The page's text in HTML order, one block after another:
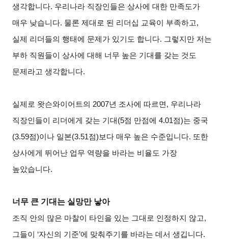
생각합니다. 우리나라 직장인들은 상사에 대한 만족도가
매우 낮습니다. 물론 제대로 된 리더십 교육이 부족하고,
실제 리더들의 행태에 문제가 있기도 합니다. 그렇지만 저는
부하 직원들이 상사에 대해 너무 높은 기대를 갖는 것도
문제라고 생각합니다.
실제로 왓슨와이어트의 2007년 조사에 따르면, 우리나라
직장인들이 리더에게 갖는 기대(5점 만점에 4.01점)는 중국
(3.59점)이나 일본(3.51점)보다 매우 높은 수준입니다. 또한
상사에게 뛰어난 업무 역량을 바라는 비율도 가장
높았습니다.
너무 큰 기대는 실망만 낳아
조직 안의 많은 마찰이 타인을 있는 그대로 인정하지 않고,
그들이 ‘자신의 기준’에 맞춰주기를 바라는 데서 생깁니다.